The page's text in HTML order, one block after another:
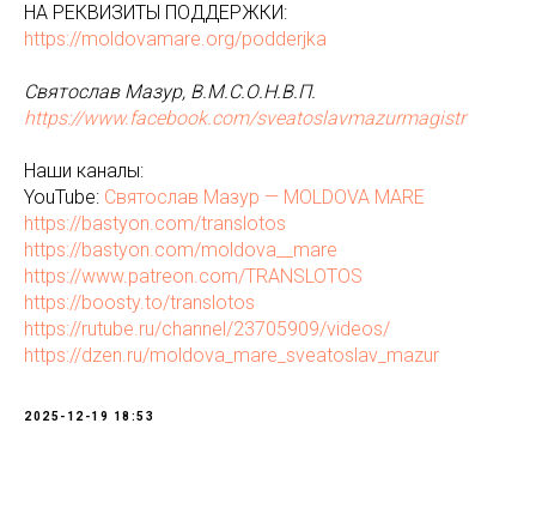
НА РЕКВИЗИТЫ ПОДДЕРЖКИ:
https://moldovamare.org/podderjka
Святослав Мазур, В.М.С.О.Н.В.П.
https://www.facebook.com/sveatoslavmazurmagistr
Наши каналы:
YouTube: Святослав Мазур — MOLDOVA MARE
https://bastyon.com/translotos
https://bastyon.com/moldova__mare
https://www.patreon.com/TRANSLOTOS
https://boosty.to/translotos
https://rutube.ru/channel/23705909/videos/
https://dzen.ru/moldova_mare_sveatoslav_mazur
2025-12-19 18:53